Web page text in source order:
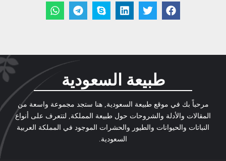
طبيعة السعودية
مرحباً بك في موقع طبيعة السعودية, هنا ستجد مجموعة واسعة من
المقالات والأدلة والشروحات حول طبيعة المملكة, لتتعرف على أنواع
النباتات والحيوانات والطيور والحشرات الموجود في المملكة العربية
السعودية.